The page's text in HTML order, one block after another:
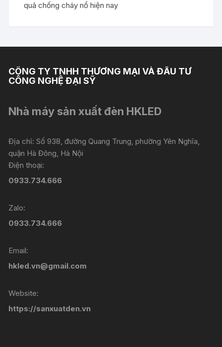
quả chống cháy nổ hiện nay
CÔNG TY TNHH THƯƠNG MẠI VÀ ĐẦU TƯ
CÔNG NGHỆ ĐẠI SỸ
Nhà máy sản xuất đèn HKLED
Địa chỉ: Số 938, đường Quang Trung, phường Yên Nghĩa,
quận Hà Đông, Hà Nội
Điện thoại:
0933.734.666
Zalo:
0933.734.666
Email:
hkled.vn@gmail.com
Website:
https://sanxuatden.vn